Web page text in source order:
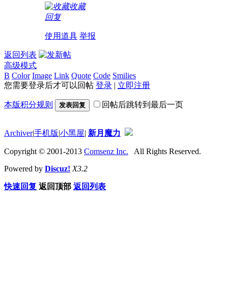
收藏
回复
使用道具 举报
返回列表
高级模式
B Color Image Link Quote Code Smilies
您需要登录后才可以回帖 登录 | 立即注册
本版积分规则 发表回复 回帖后跳转到最后一页
Archiver|手机版|小黑屋| 新月魔力
Copyright © 2001-2013 Comsenz Inc. All Rights Reserved.
Powered by Discuz! X3.2
快速回复 返回顶部 返回列表